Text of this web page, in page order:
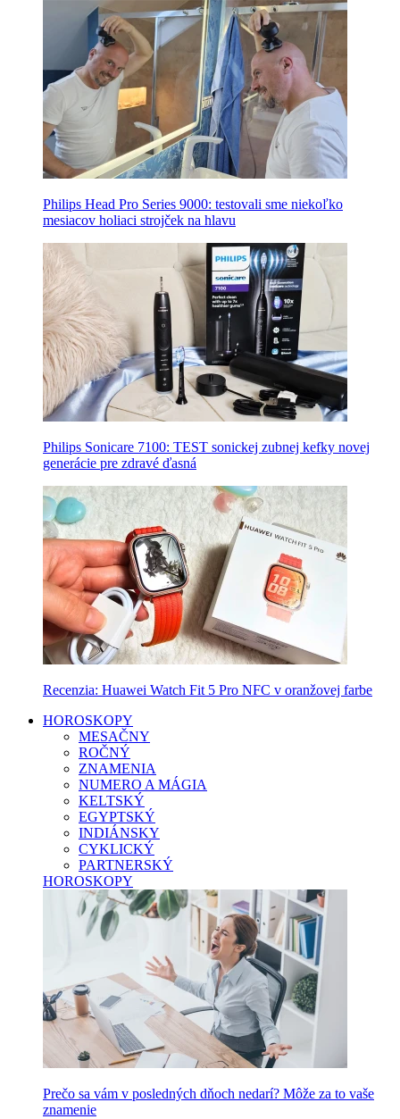
Philips Head Pro Series 9000: testovali sme niekoľko
mesiacov holiaci strojček na hlavu
Philips Sonicare 7100: TEST sonickej zubnej kefky novej
generácie pre zdravé ďasná
Recenzia: Huawei Watch Fit 5 Pro NFC v oranžovej farbe
HOROSKOPY
MESAČNY
ROČNÝ
ZNAMENIA
NUMERO A MÁGIA
KELTSKÝ
EGYPTSKÝ
INDIÁNSKY
CYKLICKÝ
PARTNERSKÝ
HOROSKOPY
Prečo sa vám v posledných dňoch nedarí? Môže za to vaše
znamenie